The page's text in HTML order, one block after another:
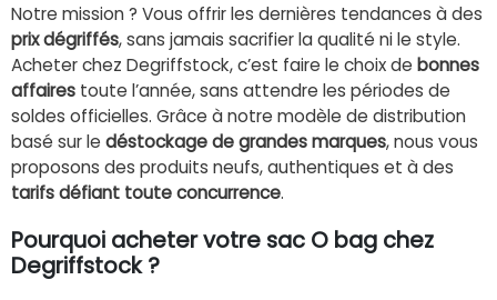
Notre mission ? Vous offrir les dernières tendances à des
prix dégriffés, sans jamais sacrifier la qualité ni le style.
Acheter chez Degriffstock, c’est faire le choix de bonnes
affaires toute l’année, sans attendre les périodes de
soldes officielles. Grâce à notre modèle de distribution
basé sur le déstockage de grandes marques, nous vous
proposons des produits neufs, authentiques et à des
tarifs défiant toute concurrence.
Pourquoi acheter votre sac O bag chez
Degriffstock ?